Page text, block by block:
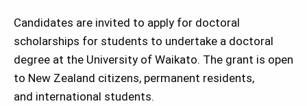
Candidates are invited to apply for doctoral
scholarships for students to undertake a doctoral
degree at the University of Waikato. The grant is open
to New Zealand citizens, permanent residents,
and international students.